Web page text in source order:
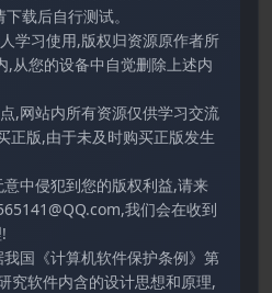
载后自行测试。
学习使用,版权归资源原作者所
,从您的设备中自觉删除上述内
,网站内所有资源仅供学习交流
正版,由于未及时购买正版发生
中侵犯到您的版权利益,请来
我们会在收到
国《计算机软件保护条例》第
究软件内含的设计思想和原理,